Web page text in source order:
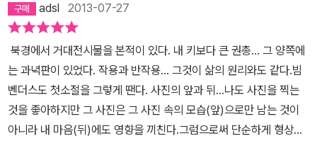
열었고 『Written in the West』로 1987년 첫 사진집을 낸 뒤 1992
년까지 세계 순회 사진전을 가졌다. 이 책은 그의 두 번째 사진집으로,
<파리, 텍사스>(1984, 칸영화제 그랑프리), <베를린 천사의 시>(1
987, 칸 영화제 감독상) 이후 정체기를 겪다가 <부에나 비스타 소셜
클럽>(1999)으로 다시 각광을 받기 전인 1994년 출간했다. 그가
보여주는 황량함과 기이함, '진실이라고 하기엔 너무 아름다운 것'(p1
0)을 나는 내내 사랑했고 앞으로도 변하지 않을 거다. 그 시선은 꼭
는 친구 페터 한트케를 방문한 적이 있다.페터는 소설 <느린 귀향>을
집필 중이었다.그 무렵 그는 센트럴 파크 동쪽에 있는 한 호텔에서 수
도승처럼 세상을 등지고 지냈다.나의 짧은 방문조차도 그는 혼란스러
운 듯했다. (...)나중에 그의 소설 <느린 귀향>을 읽고 난 후에야 비로
소 그의 뒷모습을 바라보면서 내가 느꼈던 그를 짓누르던 부담감을
이해할 수 있었다.한번은잘츠부르크에서 베니스까지 알프스 산맥을
비스듬하게 넘어 여행한 적이 있다. 며칠 동안 난 사람을 전혀 보지 못
adsl 2013-07-27
북경에서 거대전시물을 본적이 있다. 내 키보다 큰 권총... 그 양쪽에
는 과녁판이 있었다. 작용과 반작용... 그것이 삶의 원리와도 같다.빔
벤더스도 첫소절을 그렇게 땐다. 사진의 앞과 뒤...나도 사진을 찍는
것을 좋아하지만 그 사진은 그 사진 속의 모습(앞)으로만 남는 것이
아니라 내 마음(뒤)에도 영향을 끼친다.그럼으로써 단순하게 형상으